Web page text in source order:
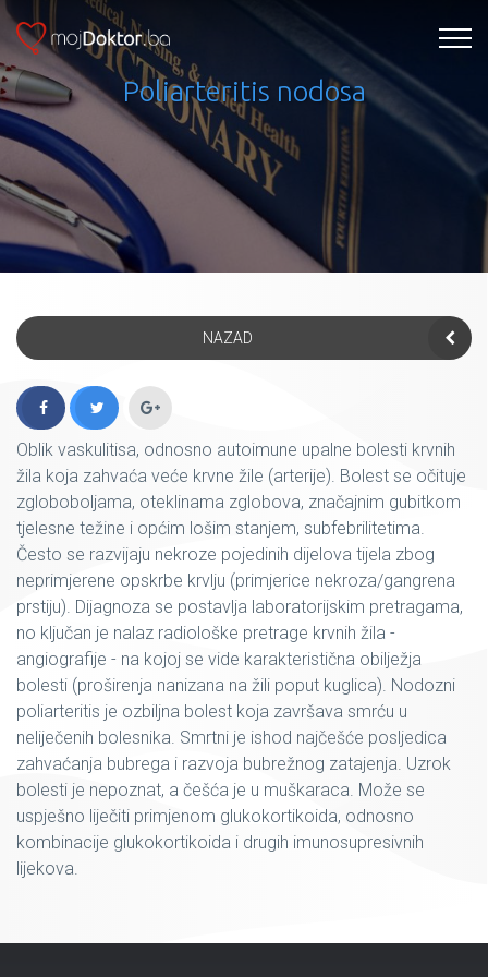
Poliarteritis nodosa
NAZAD
Oblik vaskulitisa, odnosno autoimune upalne bolesti krvnih
žila koja zahvaća veće krvne žile (arterije). Bolest se očituje
zgloboboljama, oteklinama zglobova, značajnim gubitkom
tjelesne težine i općim lošim stanjem, subfebrilitetima.
Često se razvijaju nekroze pojedinih dijelova tijela zbog
neprimjerene opskrbe krvlju (primjerice nekroza/gangrena
prstiju). Dijagnoza se postavlja laboratorijskim pretragama,
no ključan je nalaz radiološke pretrage krvnih žila -
angiografije - na kojoj se vide karakteristična obilježja
bolesti (proširenja nanizana na žili poput kuglica). Nodozni
poliarteritis je ozbiljna bolest koja završava smrću u
neliječenih bolesnika. Smrtni je ishod najčešće posljedica
zahvaćanja bubrega i razvoja bubrežnog zatajenja. Uzrok
bolesti je nepoznat, a češća je u muškaraca. Može se
uspješno liječiti primjenom glukokortikoida, odnosno
kombinacije glukokortikoida i drugih imunosupresivnih
lijekova.